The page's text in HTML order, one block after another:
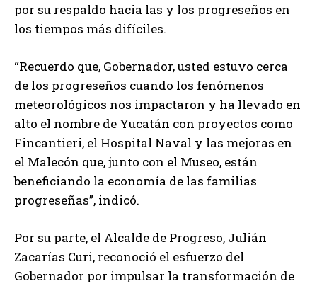
por su respaldo hacia las y los progreseños en
los tiempos más difíciles.
“Recuerdo que, Gobernador, usted estuvo cerca
de los progreseños cuando los fenómenos
meteorológicos nos impactaron y ha llevado en
alto el nombre de Yucatán con proyectos como
Fincantieri, el Hospital Naval y las mejoras en
el Malecón que, junto con el Museo, están
beneficiando la economía de las familias
progreseñas”, indicó.
Por su parte, el Alcalde de Progreso, Julián
Zacarías Curi, reconoció el esfuerzo del
Gobernador por impulsar la transformación de